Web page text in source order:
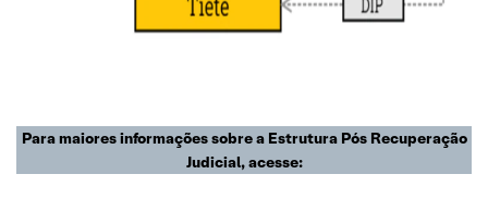
Para maiores informações sobre a Estrutura Pós Recuperação
Judicial, acesse: